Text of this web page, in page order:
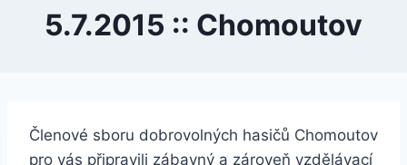
5.7.2015 :: Chomoutov
Členové sboru dobrovolných hasičů Chomoutov
pro vás připravili zábavný a zároveň vzdělávací